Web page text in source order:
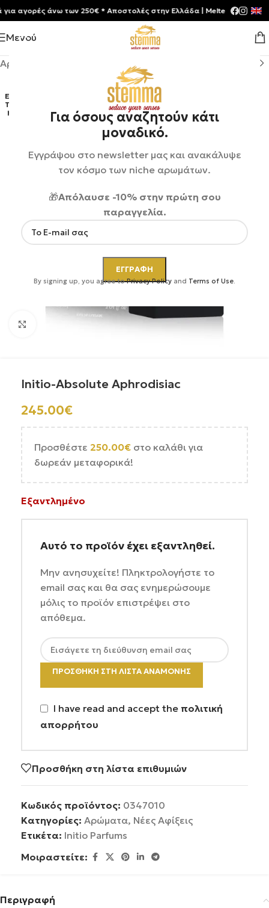
Για όσους αναζητούν κάτι
μοναδικό.
Εγγράψου στο newsletter μας και ανακάλυψε
τον κόσμο των niche αρωμάτων.
🎁Απόλαυσε -10% στην πρώτη σου
παραγγελία.
By signing up, you agree toPrivacy Policy and Terms of Use.
Μενού
Αρχική σελίδα Αρώματα
ΕΞΑΝ
ΤΛΉΘ
ΗΚΕ
Κάντε κλικ για μεγέθυνση
Initio-Absolute Aphrodisiac
245.00€
Προσθέστε 250.00€ στο καλάθι για
δωρεάν μεταφορικά!
Εξαντλημένο
Αυτό το προϊόν έχει εξαντληθεί.
Μην ανησυχείτε! Πληκτρολογήστε το
email σας και θα σας ενημερώσουμε
μόλις το προϊόν επιστρέψει στο
απόθεμα.
ΠΡΟΣΘΉΚΗ ΣΤΗ ΛΊΣΤΑ ΑΝΑΜΟΝΉΣ
I have read and accept the πολιτική
απορρήτου
Προσθήκη στη λίστα επιθυμιών
Κωδικός προϊόντος: 0347010
Κατηγορίες: Αρώματα, Νέες Αφίξεις
Ετικέτα: Initio Parfums
Μοιραστείτε:
Περιγραφή
αγορές άνω των 250€ * Aποστολές στην Ελλάδα | Meltemia Exclusive